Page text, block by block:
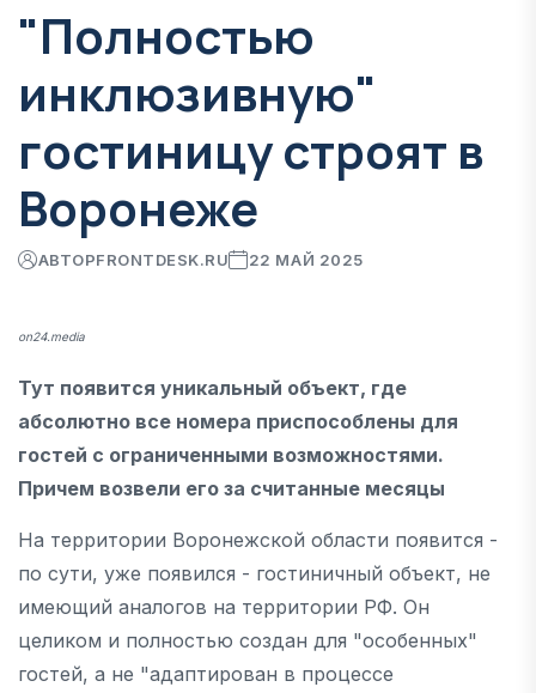
"Полностью
инклюзивную"
гостиницу строят в
Воронеже
АВТОРFRONTDESK.RU 22 МАЙ 2025
on24.media
Тут появится уникальный объект, где
абсолютно все номера приспособлены для
гостей с ограниченными возможностями.
Причем возвели его за считанные месяцы
На территории Воронежской области появится -
по сути, уже появился - гостиничный объект, не
имеющий аналогов на территории РФ. Он
целиком и полностью создан для "особенных"
гостей, а не "адаптирован в процессе